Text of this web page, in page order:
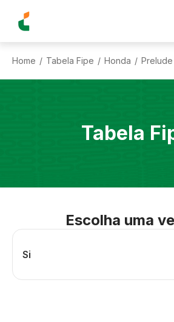
Home / Tabela Fipe / Honda / Prelude
Tabela
Escolha uma
Si